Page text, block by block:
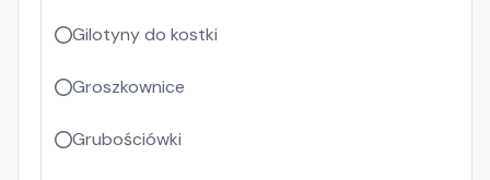
Gilotyny do kostki
Groszkownice
Grubościówki